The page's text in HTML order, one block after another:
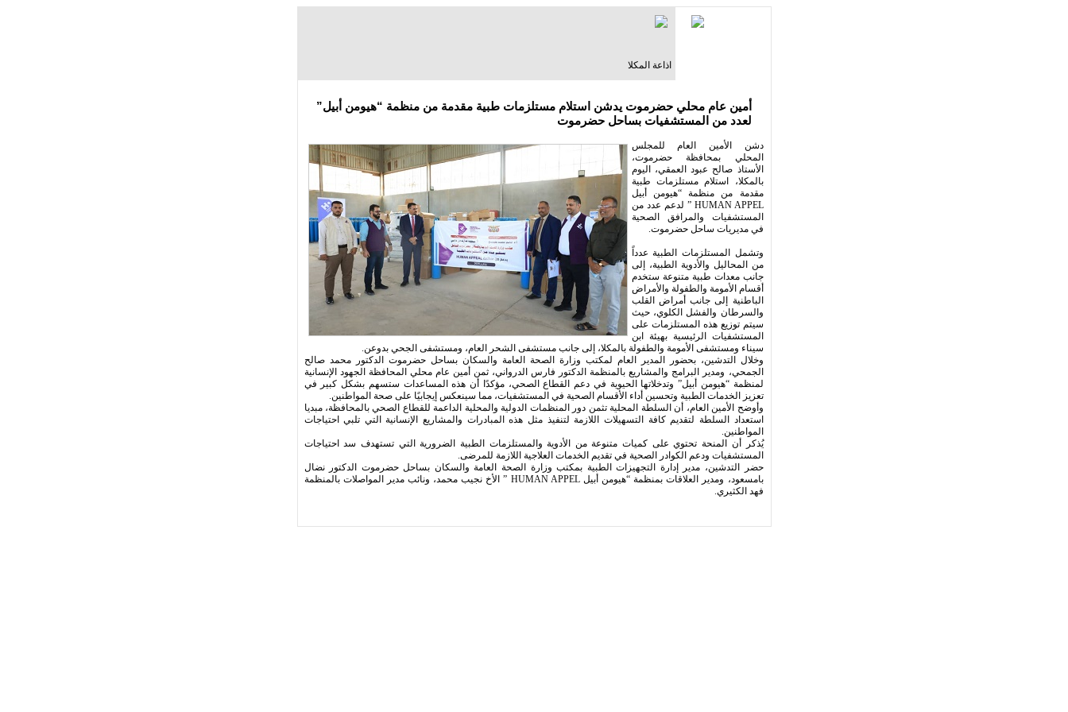
اذاعة المكلا
أمين عام محلي حضرموت يدشن استلام مستلزمات طبية مقدمة من منظمة “هيومن أبيل”
لعدد من المستشفيات بساحل حضرموت
دشن الأمين العام للمجلس
المحلي بمحافظة حضرموت،
الأستاذ صالح عبود العمقي، اليوم
بالمكلا، استلام مستلزمات طبية
مقدمة من منظمة “هيومن أبيل
HUMAN APPEL ” لدعم عدد من
المستشفيات والمرافق الصحية
في مديريات ساحل حضرموت.
وتشمل المستلزمات الطبية عدداً
من المحاليل والأدوية الطبية، إلى
جانب معدات طبية متنوعة ستخدم
أقسام الأمومة والطفولة والأمراض
الباطنية إلى جانب أمراض القلب
والسرطان والفشل الكلوي، حيث
سيتم توزيع هذه المستلزمات على
المستشفيات الرئيسية بهيئة ابن
سيناء ومستشفى الأمومة والطفولة بالمكلا، إلى جانب مستشفى الشحر العام، ومستشفى الجحي بدوعن.
وخلال التدشين، بحضور المدير العام لمكتب وزارة الصحة العامة والسكان بساحل حضرموت الدكتور محمد صالح
الجمحي، ومدير البرامج والمشاريع بالمنظمة الدكتور فارس الدرواني، ثمن أمين عام محلي المحافظة الجهود الإنسانية
لمنظمة “هيومن أبيل” وتدخلاتها الحيوية في دعم القطاع الصحي، مؤكدًا أن هذه المساعدات ستسهم بشكل كبير في
تعزيز الخدمات الطبية وتحسين أداء الأقسام الصحية في المستشفيات، مما سينعكس إيجابيًا على صحة المواطنين.
وأوضح الأمين العام، أن السلطة المحلية تثمن دور المنظمات الدولية والمحلية الداعمة للقطاع الصحي بالمحافظة، مبديا
استعداد السلطة لتقديم كافة التسهيلات اللازمة لتنفيذ مثل هذه المبادرات والمشاريع الإنسانية التي تلبي احتياجات
المواطنين.
يُذكر أن المنحة تحتوي على كميات متنوعة من الأدوية والمستلزمات الطبية الضرورية التي تستهدف سد احتياجات
المستشفيات ودعم الكوادر الصحية في تقديم الخدمات العلاجية اللازمة للمرضى.
حضر التدشين، مدير إدارة التجهيزات الطبية بمكتب وزارة الصحة العامة والسكان بساحل حضرموت الدكتور نضال
بامسعود، ومدير العلاقات بمنظمة “هيومن أبيل HUMAN APPEL ” الأخ نجيب محمد، ونائب مدير المواصلات بالمنظمة
فهد الكثيري.